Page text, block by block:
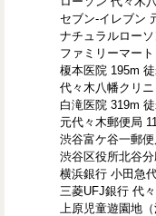
セブン-イレブン
ナチュラルロー
ファミリーマー
榎本医院 195m
代々木八幡クリ
白滝医院 319m
元代々木郵便局
渋谷富ケ谷一郵
渋谷区役所北谷
横浜銀行 小田急
三菱UFJ銀行 代
上原児童遊園地